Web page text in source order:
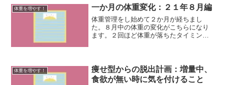
え続けて欲しかったです。体重：４１ｋ
ｇに届かなくなるご覧の通...
体重を増やす！ 一か月の体重変化：２１年８月編
体重管理をし始めて２か月が経ちまし
た。８月中の体重の変化がこちらになり
ます。２回ほど体重が落ちたタイミング
ましたがかなり体調が悪化し...
体重を増やす！
痩せ型からの脱出計画：増量中、
食欲が無い時に気を付けること